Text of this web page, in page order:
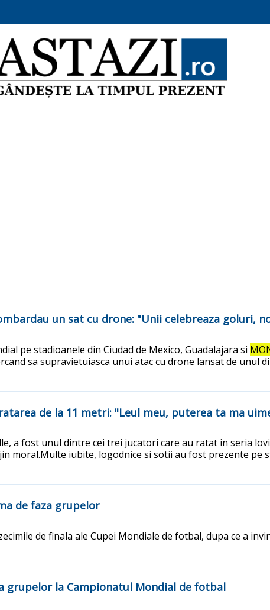
un sat cu drone: "Unii celebreaza goluri,
pe stadioanele din Ciudad de Mexico, Guadalajara si
sa supravietuiasca unui atac cu drone lansat de unul
de la 11 metri: "Leul meu, puterea ta ma
a fost unul dintre cei trei jucatori care au ratat in seria
moral.Multe iubite, logodnice si sotii au fost prezente pe
de faza grupelor
de finala ale Cupei Mondiale de fotbal, dupa ce a
grupelor la Campionatul Mondial de fotbal